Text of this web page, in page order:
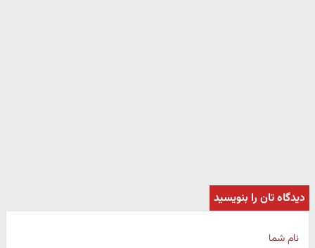
دیدگاه تان را بنویسید
نام شما